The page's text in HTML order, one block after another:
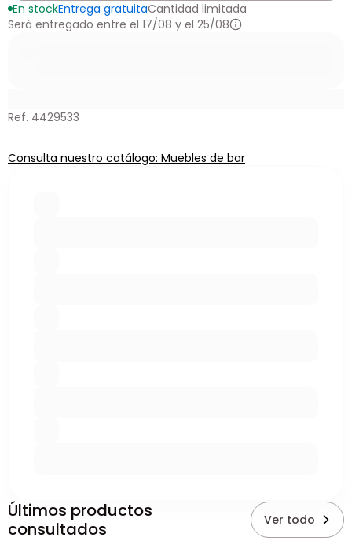
En stockEntrega gratuitaCantidad limitada
Será entregado entre el 17/08 y el 25/08
Ref. 4429533
Consulta nuestro catálogo: Muebles de bar
Últimos productos
consultados
Ver todo